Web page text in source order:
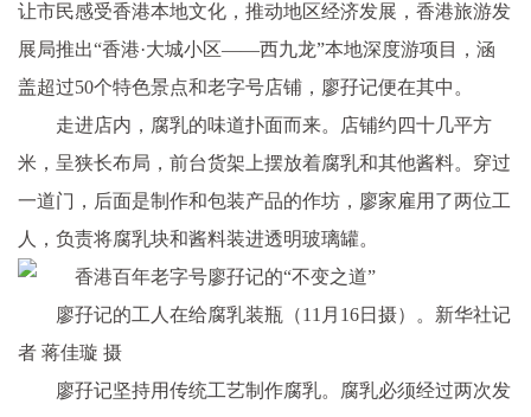
让市民感受香港本地文化，推动地区经济发展，香港旅游发
展局推出“香港·大城小区——西九龙”本地深度游项目，涵
盖超过50个特色景点和老字号店铺，廖孖记便在其中。
走进店内，腐乳的味道扑面而来。店铺约四十几平方
米，呈狭长布局，前台货架上摆放着腐乳和其他酱料。穿过
一道门，后面是制作和包装产品的作坊，廖家雇用了两位工
人，负责将腐乳块和酱料装进透明玻璃罐。
廖孖记的工人在给腐乳装瓶（11月16日摄）。新华社记
者 蒋佳璇 摄
廖孖记坚持用传统工艺制作腐乳。腐乳必须经过两次发